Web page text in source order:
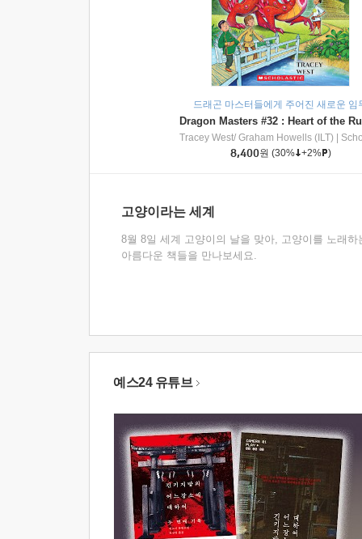
드래곤 마스터들에게 주어진 새로운 임
Tracey West/ Graham Howells (ILT)
8,400원 (30% +2% )
고양이라는 세계
8월 8일 세계 고양이의 날을 맞아, 고양이를 노래하
아름다운 책들을 만나보세요.
예스24 유튜브